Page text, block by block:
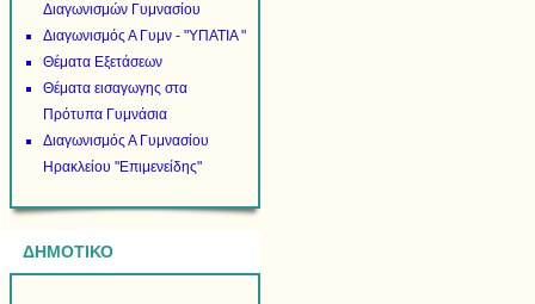
Διαγωνισμών Γυμνασίου
Διαγωνισμός Α Γυμν - "ΥΠΑΤΙΑ "
Θέματα Εξετάσεων
Θέματα εισαγωγης στα
Πρότυπα Γυμνάσια
Διαγωνισμός Α Γυμνασίου
Ηρακλείου "Επιμενείδης"
ΔΗΜΟΤΙΚΟ